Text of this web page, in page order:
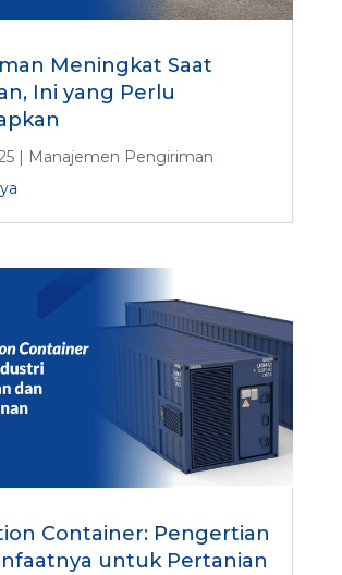
Meningkat Saat
Ini yang Perlu
| Manajemen Pengiriman
Container: Pengertian
untuk Pertanian